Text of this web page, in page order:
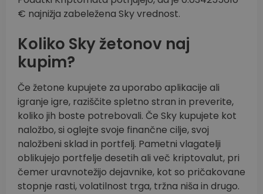
€ najnižja zabeležena Sky vrednost.
Koliko Sky žetonov naj
kupim?
Če žetone kupujete za uporabo aplikacije ali
igranje igre, raziščite spletno stran in preverite,
koliko jih boste potrebovali. Če Sky kupujete kot
naložbo, si oglejte svoje finančne cilje, svoj
naložbeni sklad in portfelj. Pametni vlagatelji
oblikujejo portfelje desetih ali več kriptovalut, pri
čemer uravnotežijo dejavnike, kot so pričakovane
stopnje rasti, volatilnost trga, tržna niša in drugo.